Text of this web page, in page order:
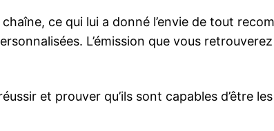
ce qui lui a donné l’envie de tout
L’émission que vous
et prouver qu’ils sont capables d’être